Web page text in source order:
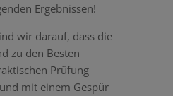
Ergebnissen!
wir darauf, dass die
zu den Besten
Prüfung
mit einem Gespür